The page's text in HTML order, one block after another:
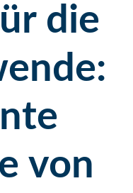
die
von